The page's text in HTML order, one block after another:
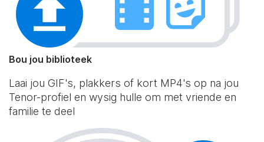
Bou jou biblioteek
Laai jou GIF's, plakkers of kort MP4's op na jou
Tenor-profiel en wysig hulle om met vriende en
familie te deel